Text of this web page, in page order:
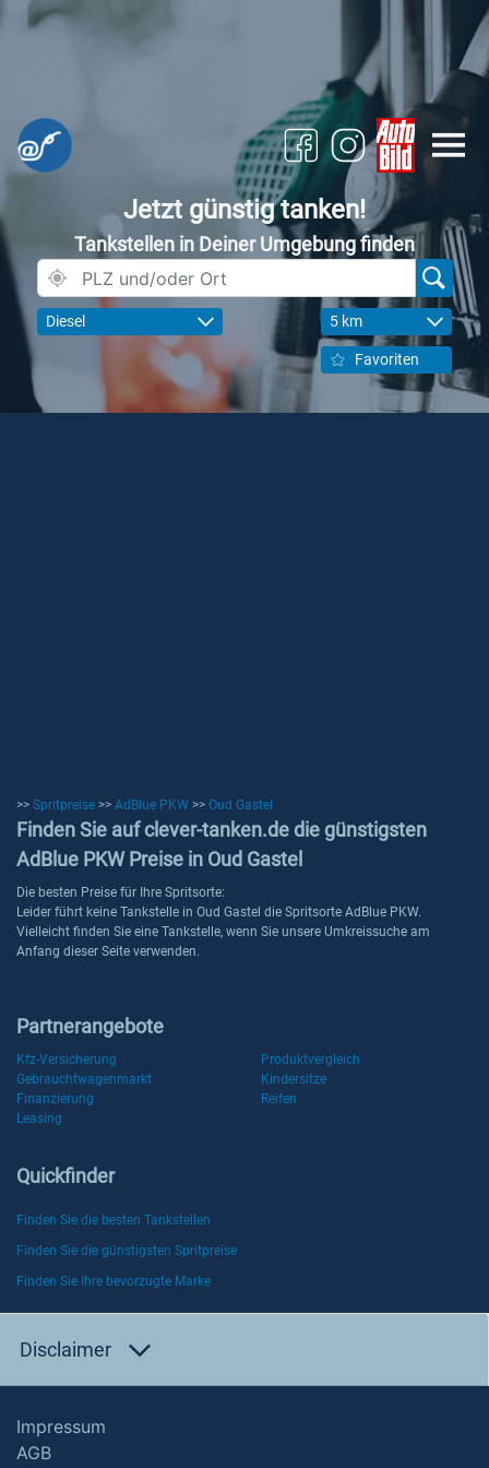
Jetzt günstig tanken!
Tankstellen in Deiner Umgebung finden
Diesel 5 km
Favoriten
>> Spritpreise >> AdBlue PKW >> Oud Gastel
Finden Sie auf clever-tanken.de die günstigsten
AdBlue PKW Preise in Oud Gastel
Die besten Preise für Ihre Spritsorte:
Leider führt keine Tankstelle in Oud Gastel die Spritsorte AdBlue PKW.
Vielleicht finden Sie eine Tankstelle, wenn Sie unsere Umkreissuche am
Anfang dieser Seite verwenden.
Partnerangebote
Kfz-Versicherung
Produktvergleich
Gebrauchtwagenmarkt
Kindersitze
Finanzierung
Reifen
Leasing
Quickfinder
Finden Sie die besten Tankstellen
Finden Sie die günstigsten Spritpreise
Finden Sie Ihre bevorzugte Marke
Disclaimer
Impressum
AGB